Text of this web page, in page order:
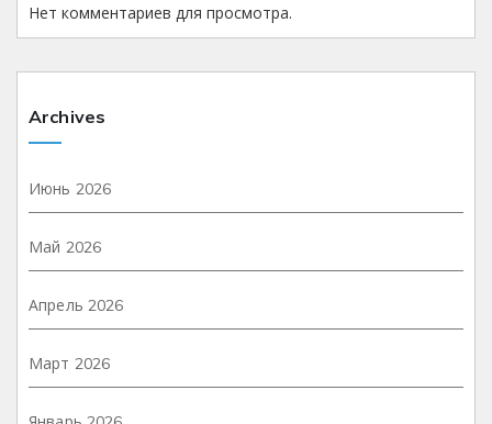
Нет комментариев для просмотра.
Archives
Июнь 2026
Май 2026
Апрель 2026
Март 2026